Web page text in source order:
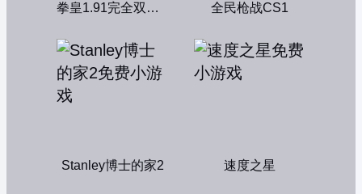
拳皇1.91完全双人版 全民枪战CS1
Stanley博士的家2 速度之星